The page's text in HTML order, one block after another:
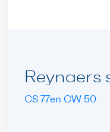
Reynaers
CS 77en CW 50